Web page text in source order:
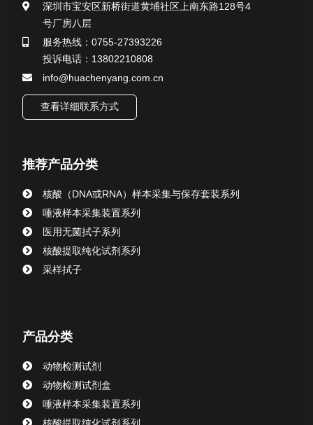
一次性使用采样器系列
微生物样本保存液（通用运输传媒介质）系列
核酸（DNA&RNA）样本采集与保存套装系列
核酸提取或纯化试剂
清洁验证棉签系列
动物检测试剂
深圳市宝安区新桥街道黄埔社区上南东路128号4
号厂房八层
服务热线：0755-27393226
投诉电话：13802210808
info@huachenyang.com.cn
查看详细联系方式
推荐产品分类
核酸（DNA或RNA）样本采集与保存套装系列
唾液样本采集装置系列
医用无菌拭子系列
核酸提取纯化试剂系列
采样拭子
产品分类
动物检测试剂
动物检测试剂盒
唾液样本采集装置系列